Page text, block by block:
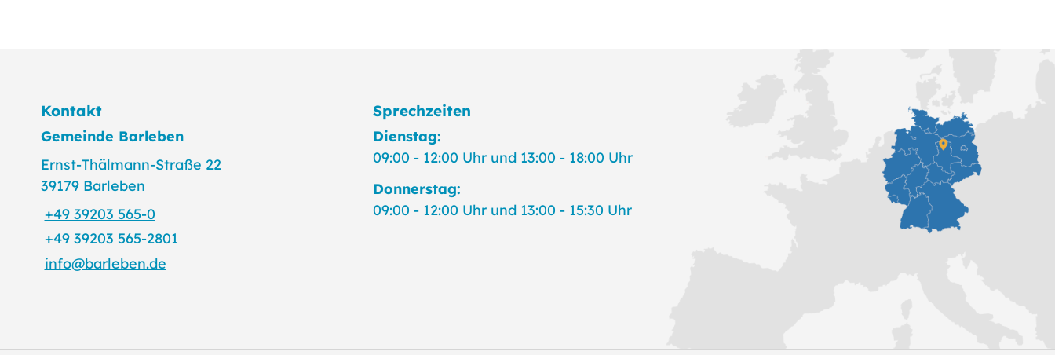
Kontakt
Gemeinde Barleben
Ernst-Thälmann-Straße 22
39179 Barleben
+49 39203 565-0
+49 39203 565-2801
info@barleben.de
Sprechzeiten
Dienstag:
09:00 - 12:00 Uhr und 13:00 - 18:00 Uhr
Donnerstag:
09:00 - 12:00 Uhr und 13:00 - 15:30 Uhr